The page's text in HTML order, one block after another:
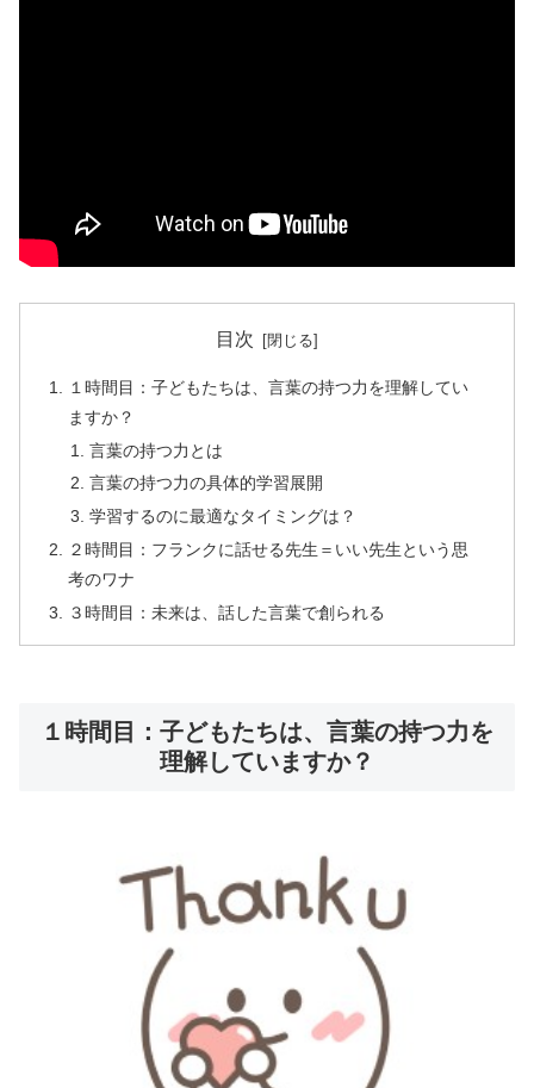
目次
１時間目：子どもたちは、言葉の持つ力を理解してい
ますか？
言葉の持つ力とは
言葉の持つ力の具体的学習展開
学習するのに最適なタイミングは？
２時間目：フランクに話せる先生＝いい先生という思
考のワナ
３時間目：未来は、話した言葉で創られる
１時間目：子どもたちは、言葉の持つ力を
理解していますか？